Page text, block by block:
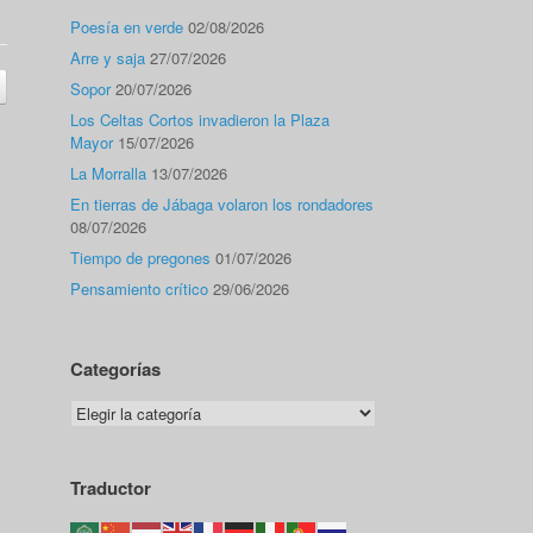
Poesía en verde 02/08/2026
Arre y saja 27/07/2026
Sopor 20/07/2026
Los Celtas Cortos invadieron la Plaza
Mayor 15/07/2026
La Morralla 13/07/2026
En tierras de Jábaga volaron los rondadores
08/07/2026
Tiempo de pregones 01/07/2026
Pensamiento crítico 29/06/2026
Categorías
Categorías
Traductor